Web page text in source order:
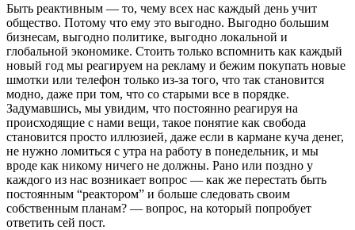
Быть реактивным — то, чему всех нас каждый день учит
общество. Потому что ему это выгодно. Выгодно большим
бизнесам, выгодно политике, выгодно локальной и
глобальной экономике. Стоить только вспомнить как каждый
новый год мы реагируем на рекламу и бежим покупать новые
шмотки или телефон только из-за того, что так становится
модно, даже при том, что со старыми все в порядке.
Задумавшись, мы увидим, что постоянно реагируя на
происходящие с нами вещи, такое понятие как свобода
становится просто иллюзией, даже если в кармане куча денег,
не нужно ломиться с утра на работу в понедельник, и мы
вроде как никому ничего не должны. Рано или поздно у
каждого из нас возникает вопрос — как же перестать быть
постоянным “реактором” и больше следовать своим
собственным планам? — вопрос, на который попробует
ответить сeй пост.